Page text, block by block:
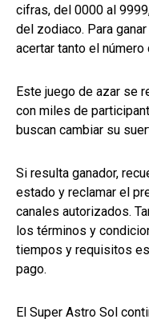
cifras, del 0000 al
del zodiaco. Para
acertar tanto el
Este juego de azar se
con miles de
buscan cambiar su
Si resulta ganador,
estado y reclamar el
canales autorizados.
los términos y
tiempos y requisitos
pago.
El Super Astro Sol